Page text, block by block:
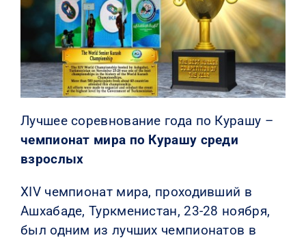
Лучшее соревнование года по Курашу –
чемпионат мира по Курашу среди
взрослых
XIV чемпионат мира, проходивший в
Ашхабаде, Туркменистан, 23-28 ноября,
был одним из лучших чемпионатов в